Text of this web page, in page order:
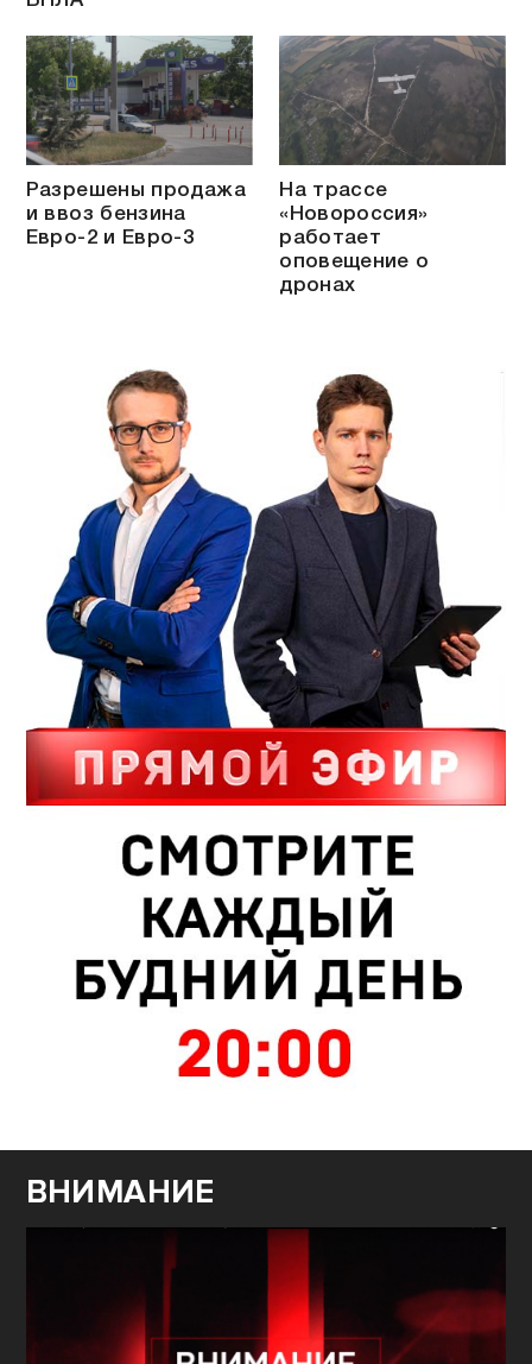
Разрешены продажа
и ввоз бензина
Евро-2 и Евро-3
На трассе
«Новороссия»
работает
оповещение о
дронах
ВНИМАНИЕ